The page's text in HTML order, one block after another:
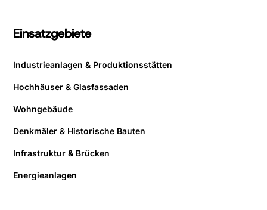
Einsatzgebiete
Industrieanlagen & Produktionsstätten
Hochhäuser & Glasfassaden
Wohngebäude
Denkmäler & Historische Bauten
Infrastruktur & Brücken
Energieanlagen